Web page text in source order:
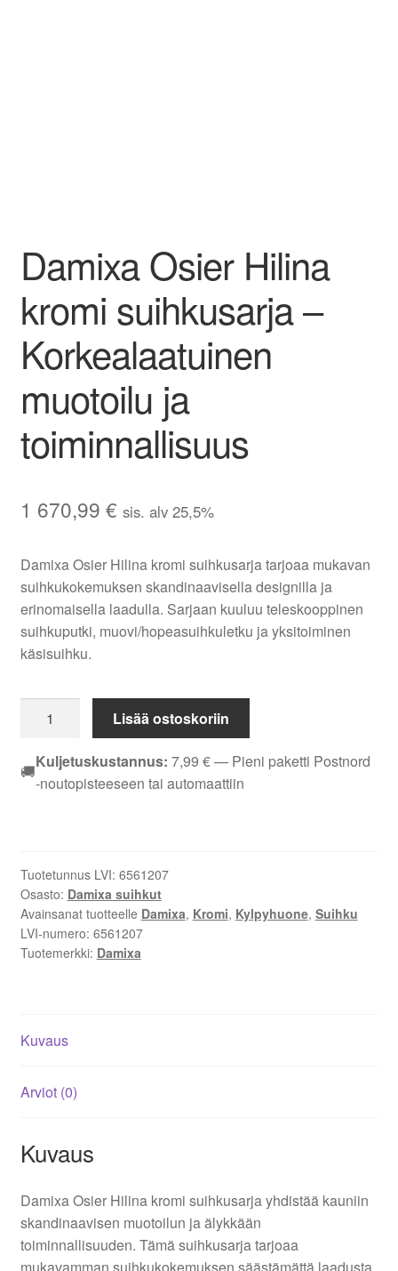
Damixa Osier Hilina
kromi suihkusarja –
Korkealaatuinen
muotoilu ja
toiminnallisuus
1 670,99 € sis. alv 25,5%
Damixa Osier Hilina kromi suihkusarja tarjoaa mukavan
suihkukokemuksen skandinaavisella designilla ja
erinomaisella laadulla. Sarjaan kuuluu teleskooppinen
suihkuputki, muovi/hopeasuihkuletku ja yksitoiminen
käsisuihku.
Osier
Hilina
kromi
suihkusarja
ja
toiminnallisuus
määrä
Lisää ostoskoriin
🚚Kuljetuskustannus: 7,99 €— Pieni paketti Postnord
-noutopisteeseen tai automaattiin
Tuotetunnus LVI: 6561207
Osasto: Damixa suihkut
Avainsanat tuotteelle Damixa, Kromi, Kylpyhuone, Suihku
LVI-numero: 6561207
Tuotemerkki: Damixa
Kuvaus
Arviot (0)
Kuvaus
Damixa Osier Hilina kromi suihkusarja yhdistää kauniin
skandinaavisen muotoilun ja älykkään
toiminnallisuuden. Tämä suihkusarja tarjoaa
mukavamman suihkukokemuksen säästämättä laadusta.